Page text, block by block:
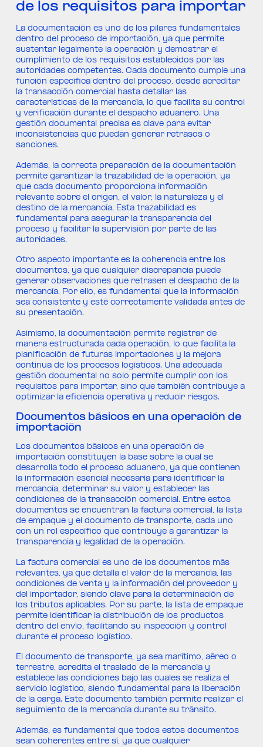
de los requisitos para importar
La documentación es uno de los pilares fundamentales
dentro del proceso de importación, ya que permite
sustentar legalmente la operación y demostrar el
cumplimiento de los requisitos establecidos por las
autoridades competentes. Cada documento cumple una
función específica dentro del proceso, desde acreditar
la transacción comercial hasta detallar las
características de la mercancía, lo que facilita su control
y verificación durante el despacho aduanero. Una
gestión documental precisa es clave para evitar
inconsistencias que puedan generar retrasos o
sanciones.
Además, la correcta preparación de la documentación
permite garantizar la trazabilidad de la operación, ya
que cada documento proporciona información
relevante sobre el origen, el valor, la naturaleza y el
destino de la mercancía. Esta trazabilidad es
fundamental para asegurar la transparencia del
proceso y facilitar la supervisión por parte de las
autoridades.
Otro aspecto importante es la coherencia entre los
documentos, ya que cualquier discrepancia puede
generar observaciones que retrasen el despacho de la
mercancía. Por ello, es fundamental que la información
sea consistente y esté correctamente validada antes de
su presentación.
Asimismo, la documentación permite registrar de
manera estructurada cada operación, lo que facilita la
planificación de futuras importaciones y la mejora
continua de los procesos logísticos. Una adecuada
gestión documental no solo permite cumplir con los
requisitos para importar, sino que también contribuye a
optimizar la eficiencia operativa y reducir riesgos.
Documentos básicos en una operación de
importación
Los documentos básicos en una operación de
importación constituyen la base sobre la cual se
desarrolla todo el proceso aduanero, ya que contienen
la información esencial necesaria para identificar la
mercancía, determinar su valor y establecer las
condiciones de la transacción comercial. Entre estos
documentos se encuentran la factura comercial, la lista
de empaque y el documento de transporte, cada uno
con un rol específico que contribuye a garantizar la
transparencia y legalidad de la operación.
La factura comercial es uno de los documentos más
relevantes, ya que detalla el valor de la mercancía, las
condiciones de venta y la información del proveedor y
del importador, siendo clave para la determinación de
los tributos aplicables. Por su parte, la lista de empaque
permite identificar la distribución de los productos
dentro del envío, facilitando su inspección y control
durante el proceso logístico.
El documento de transporte, ya sea marítimo, aéreo o
terrestre, acredita el traslado de la mercancía y
establece las condiciones bajo las cuales se realiza el
servicio logístico, siendo fundamental para la liberación
de la carga. Este documento también permite realizar el
seguimiento de la mercancía durante su tránsito.
Además, es fundamental que todos estos documentos
sean coherentes entre sí, ya que cualquier